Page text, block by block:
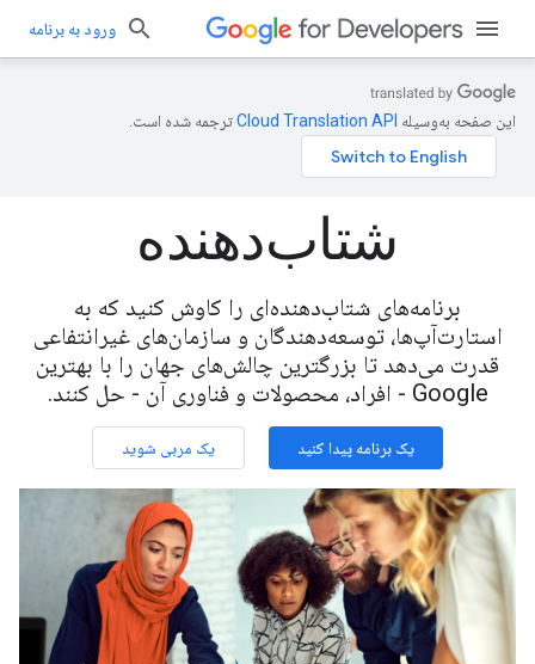
ورود به برنامه
این صفحه به‌وسیله ترجمه شده است.
شتاب‌دهنده
برنامه‌های شتاب‌دهنده‌ای را کاوش کنید که به
استارت‌آپ‌ها، توسعه‌دهندگان و سازمان‌های غیرانتفاعی
قدرت می‌دهد تا بزرگترین چالش‌های جهان را با بهترین
Google - افراد، محصولات و فناوری آن - حل کنند.
یک برنامه پیدا کنید یک مربی شوید